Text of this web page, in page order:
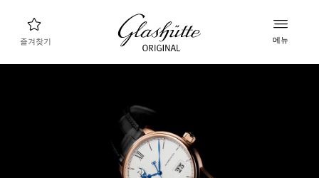
즐겨찾기 메뉴